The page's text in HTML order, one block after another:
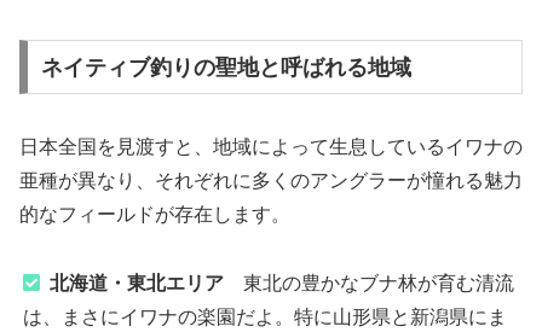
ネイティブ釣りの聖地と呼ばれる地域
日本全国を見渡すと、地域によって生息しているイワナの
亜種が異なり、それぞれに多くのアングラーが憧れる魅力
的なフィールドが存在します。
北海道・東北エリア 東北の豊かなブナ林が育む清流
は、まさにイワナの楽園だよ。特に山形県と新潟県にま